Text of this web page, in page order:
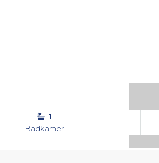
1
Badkamer